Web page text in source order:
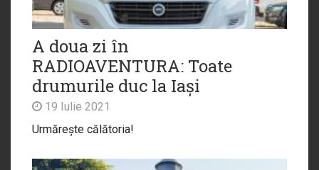
A doua zi în
RADIOAVENTURA: Toate
drumurile duc la Iași
19 Iulie 2021
Urmărește călătoria!